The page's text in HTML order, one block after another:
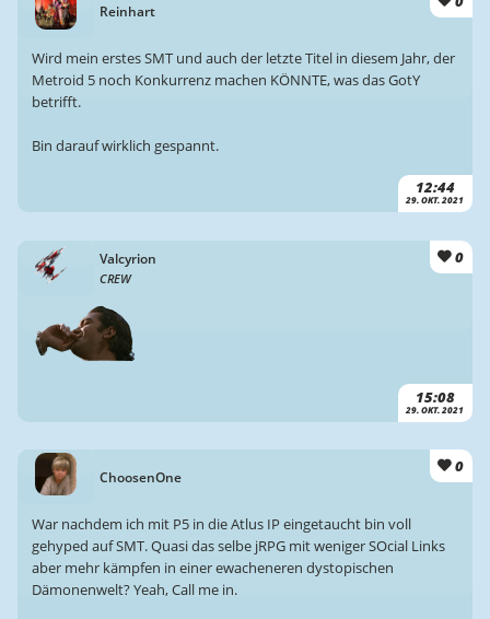
Reinhart
12:44
29. OKT. 2021
Wird mein erstes SMT und auch der letzte Titel in diesem Jahr, der
Metroid 5 noch Konkurrenz machen KÖNNTE, was das GotY
betrifft.
Bin darauf wirklich gespannt.
Valcyrion
CREW
0
15:08
29. OKT. 2021
ChoosenOne
0
War nachdem ich mit P5 in die Atlus IP eingetaucht bin voll
gehyped auf SMT. Quasi das selbe jRPG mit weniger SOcial Links
aber mehr kämpfen in einer ewacheneren dystopischen
Dämonenwelt? Yeah, Call me in.